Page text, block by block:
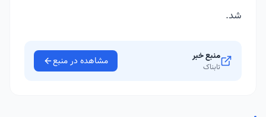
شد.
منبع خبر
تابناک مشاهده در منبع